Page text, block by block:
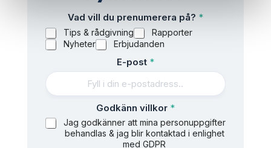
Vad vill du prenumerera på? *
Tips & rådgivning
Rapporter
Nyheter
Erbjudanden
*
G
o
d
k
n
n
E-post *
Godkänn villkor *
Jag godkänner att mina personuppgifter
behandlas & jag blir kontaktad i enlighet
med GDPR